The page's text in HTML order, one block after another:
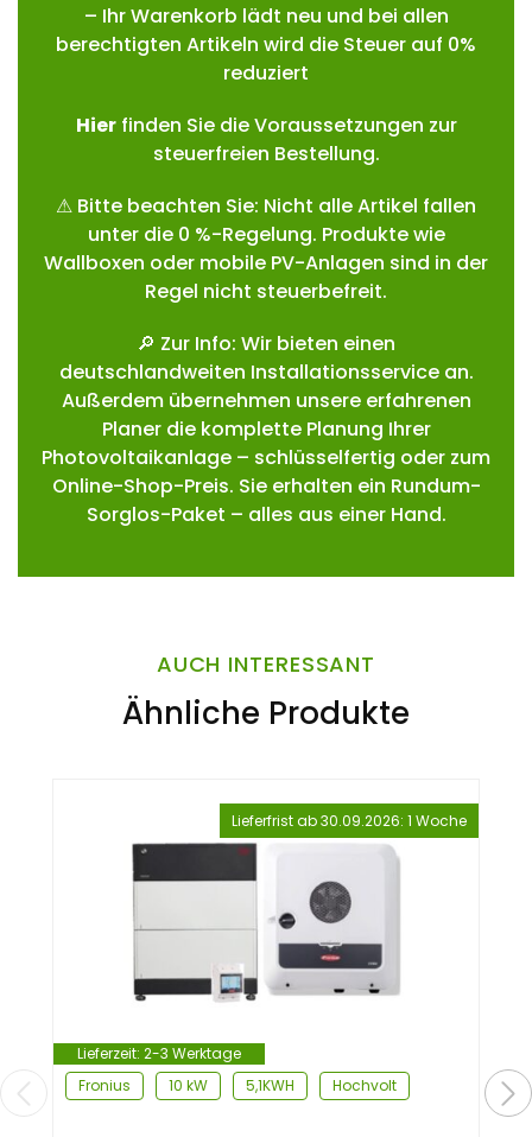
– Ihr Warenkorb lädt neu und bei allen
berechtigten Artikeln wird die Steuer auf 0%
reduziert
Hierfinden Sie die Voraussetzungen zur
steuerfreien Bestellung.
⚠ Bitte beachten Sie: Nicht alle Artikel fallen
unter die 0 %-Regelung. Produkte wie
Wallboxen oder mobile PV-Anlagen sind in der
Regel nicht steuerbefreit.
🔎 Zur Info: Wir bieten einen
deutschlandweiten Installationsservice an.
Außerdem übernehmen unsere erfahrenen
Planer die komplette Planung Ihrer
Photovoltaikanlage – schlüsselfertig oder zum
Online-Shop-Preis. Sie erhalten ein Rundum-
Sorglos-Paket – alles aus einer Hand.
AUCH INTERESSANT
Ähnliche Produkte
Lieferzeit: 2-3 Werktage
Lieferfrist ab 30.09.2026: 1 Woche
Fronius 10 kW 5,1KWH Hochvolt